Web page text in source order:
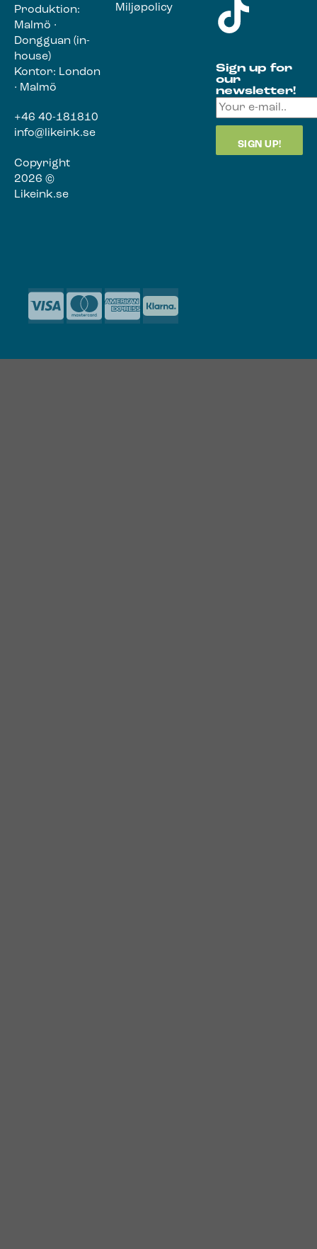
Produktion:
Malmö ·
Dongguan (in-
house)
Kontor: London
· Malmö
+46 40-181810
info@likeink.se
Copyright
2026 ©
Likeink.se
Miljøpolicy
Sign up for
our
newsletter!